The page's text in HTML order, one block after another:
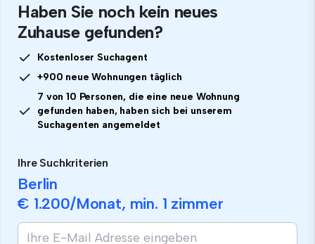
Haben Sie noch kein neues
Zuhause gefunden?
Kostenloser Suchagent
+900 neue Wohnungen täglich
7 von 10 Personen, die eine neue Wohnung
gefunden haben, haben sich bei unserem
Suchagenten angemeldet
Ihre Suchkriterien
Berlin
€ 1.200/Monat, min. 1 zimmer